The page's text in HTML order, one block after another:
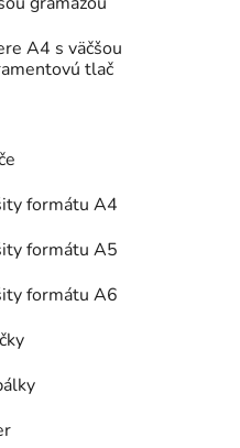
A4 s väčšou
tlač
formátu A4
formátu A5
formátu A6